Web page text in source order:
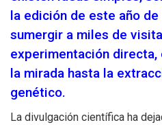
la edición de este año
sumergir a miles de
experimentación directa,
la mirada hasta la
genético.
La divulgación científica ha